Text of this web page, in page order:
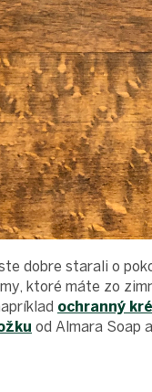
dobre starali o
ktoré máte zo
ochranný
od Almara Soap